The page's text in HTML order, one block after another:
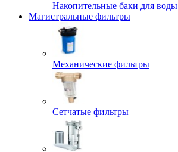
Накопительные баки для воды
Магистральные фильтры
Механические фильтры
Сетчатые фильтры